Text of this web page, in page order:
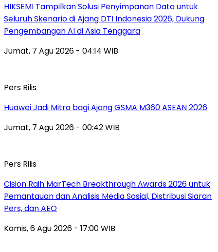
HIKSEMI Tampilkan Solusi Penyimpanan Data untuk
Seluruh Skenario di Ajang DTI Indonesia 2026, Dukung
Pengembangan AI di Asia Tenggara
Jumat, 7 Agu 2026 - 04:14 WIB
Pers Rilis
Huawei Jadi Mitra bagi Ajang GSMA M360 ASEAN 2026
Jumat, 7 Agu 2026 - 00:42 WIB
Pers Rilis
Cision Raih MarTech Breakthrough Awards 2026 untuk
Pemantauan dan Analisis Media Sosial, Distribusi Siaran
Pers, dan AEO
Kamis, 6 Agu 2026 - 17:00 WIB